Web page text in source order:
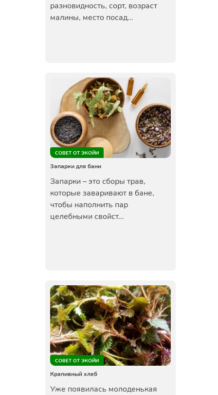
разновидность, сорт, возраст
малины, место посад...
СОВЕТ ОТ ЭКОЙИ
Запарки для бани
Запарки – это сборы трав,
которые заваривают в бане,
чтобы наполнить пар
целебными свойст...
СОВЕТ ОТ ЭКОЙИ
Крапивный хлеб
Уже появилась молоденькая